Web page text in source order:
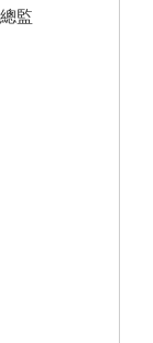
監